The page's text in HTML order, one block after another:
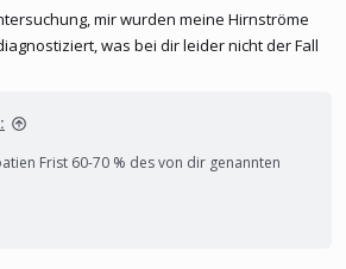
mir wurden meine Hirnströme
was bei dir leider nicht der Fall
Frist 60-70 % des von dir genannten